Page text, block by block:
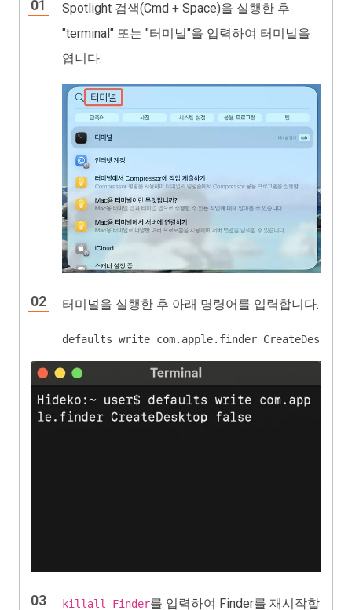
Spotlight 검색(Cmd + Space)을 실행한 후
"terminal" 또는 "터미널"을 입력하여 터미널을
엽니다.
터미널을 실행한 후 아래 명령어를 입력합니다.
defaults write com.apple.finder
killall Finder를 입력하여 Finder를 재시작합